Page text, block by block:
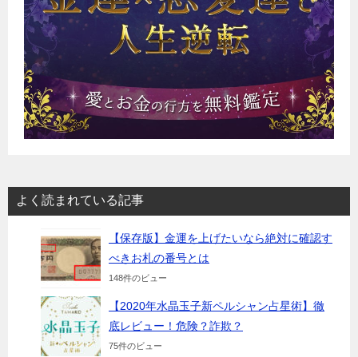
よく読まれている記事
【保存版】金運を上げたいなら絶対に確認す
べきお札の番号とは
148件のビュー
【2020年水晶玉子新ペルシャン占星術】徹
底レビュー！危険？詐欺？
75件のビュー